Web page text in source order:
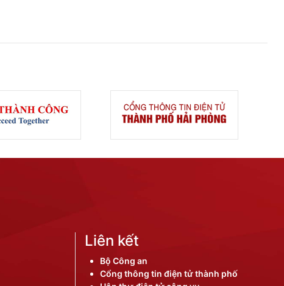
Liên kết
Bộ Công an
Cổng thông tin điện tử thành phố